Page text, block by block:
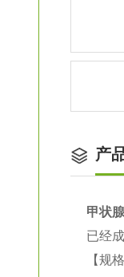
产
甲状
已经
【规